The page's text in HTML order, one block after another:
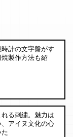
計の文字盤がす
製作方法も紹
る刺繍。魅力は
アイヌ文化の心